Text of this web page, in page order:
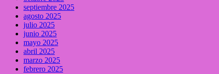
septiembre 2025
agosto 2025
julio 2025
junio 2025
mayo 2025
abril 2025
marzo 2025
febrero 2025